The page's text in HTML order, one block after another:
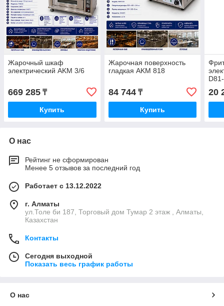
Жарочный шкаф
электрический AKM 3/6
669 285 ₸
Купить
Жарочная поверхность
гладкая AKM 818
84 744₸
Купить
20
О нас
Рейтинг не сформирован
Менее 5 отзывов за последний год
Работает с 13.12.2022
г. Алматы
ул.Толе би 187, Торговый дом Тумар 2 этаж , Алматы,
Казахстан
Контакты
Сегодня выходной
Показать весь график работы
О нас